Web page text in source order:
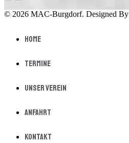
© 2026 MAC-Burgdorf. Designed By
Home
Termine
Unser Verein
Anfahrt
Kontakt